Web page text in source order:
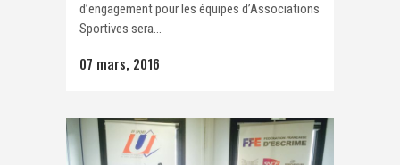
d’engagement pour les équipes d’Associations
Sportives sera...
07 mars, 2016